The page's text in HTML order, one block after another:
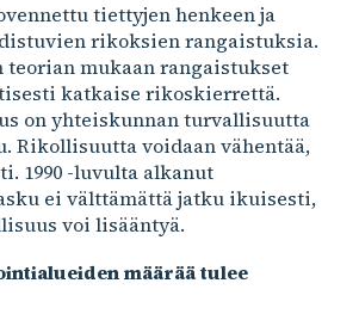
tiettyjen henkeen ja
rikoksien rangaistuksia.
mukaan rangaistukset
katkaise rikoskierrettä.
on yhteiskunnan turvallisuutta
Rikollisuutta voidaan vähentää,
1990 -luvulta alkanut
ei välttämättä jatku ikuisesti,
voi lisääntyä.
määrää tulee